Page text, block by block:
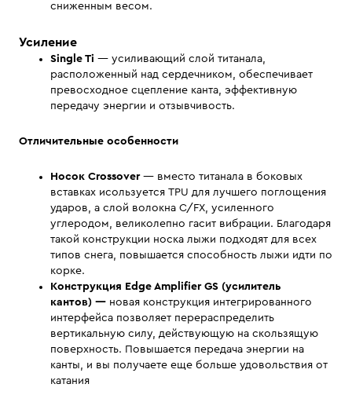
сниженным весом.
Усиление
Single Ti — усиливающий слой титанала,
расположенный над сердечником, обеспечивает
превосходное сцепление канта, эффективную
передачу энергии и отзывчивость.
Отличительные особенности
Носок Crossover— вместо титанала в боковых
вставках исользуется TPU для лучшего поглощения
ударов, а слой волокна C/FX, усиленного
углеродом, великолепно гасит вибрации. Благодаря
такой конструкции носка лыжи подходят для всех
типов снега, повышается способность лыжи идти по
корке.
Конструкция Edge Amplifier GS (усилитель
кантов) — новая конструкция интегрированного
интерфейса позволяет перераспределить
вертикальную силу, действующую на скользящую
поверхность. Повышается передача энергии на
канты, и вы получаете еще больше удовольствия от
катания